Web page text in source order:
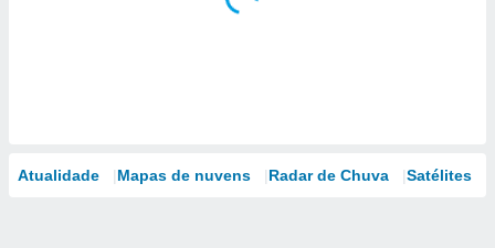
Atualidade Mapas de nuvens Radar de Chuva Satélites